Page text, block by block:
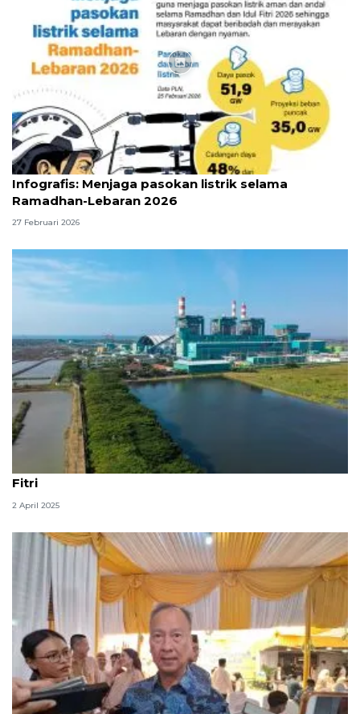
Infografik
Infografis: Menjaga pasokan listrik selama
Ramadhan-Lebaran 2026
27 Februari 2026
PLN IP sukses penuhi kebutuhan listrik saat Idul
Fitri
2 April 2025